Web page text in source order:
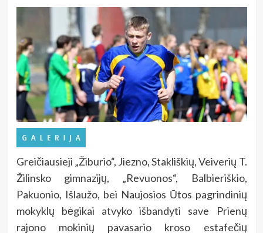
Greičiausieji „Žiburio“, Jiezno, Stakliškių, Veiverių T.
Žilinsko gimnazijų, „Revuonos“, Balbieriškio,
Pakuonio, Išlaužo, bei Naujosios Ūtos pagrindinių
mokyklų bėgikai atvyko išbandyti save Prienų
rajono mokinių pavasario kroso estafečių